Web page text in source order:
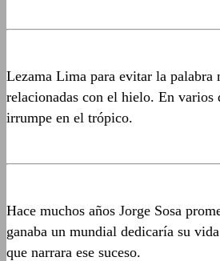
Lezama Lima para evitar la palabra
relacionadas con el hielo. En varios
irrumpe en el trópico.
Hace muchos años Jorge Sosa
ganaba un mundial dedicaría su
que narrara ese suceso.